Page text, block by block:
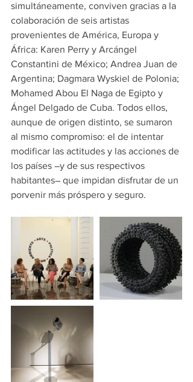
simultáneamente, conviven gracias a la
colaboración de seis artistas
provenientes de América, Europa y
África: Karen Perry y Arcángel
Constantini de México; Andrea Juan de
Argentina; Dagmara Wyskiel de Polonia;
Mohamed Abou El Naga de Egipto y
Ángel Delgado de Cuba. Todos ellos,
aunque de origen distinto, se sumaron
al mismo compromiso: el de intentar
modificar las actitudes y las acciones de
los países ―y de sus respectivos
habitantes― que impidan disfrutar de un
porvenir más próspero y seguro.